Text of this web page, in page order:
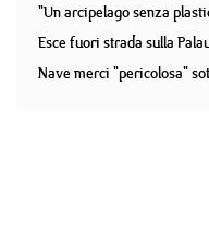
"Un arcipelago senza
Esce fuori strada sulla
Nave merci "pericolosa"